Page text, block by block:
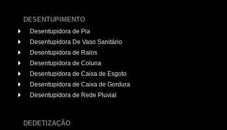
DESENTUPIMENTO
Desentupidora de Pia
Desentupidora De Vaso Sanitário
Desentupidora de Ralos
Desentupidora de Coluna
Desentupidora de Caixa de Esgoto
Desentupidora de Caixa de Gordura
Desentupidora de Rede Pluvial
DEDETIZAÇÃO